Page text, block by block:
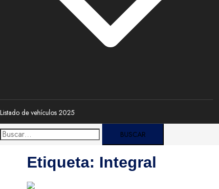
Listado de vehículos 2025
Buscar:
Etiqueta: Integral